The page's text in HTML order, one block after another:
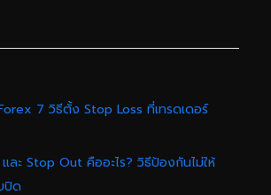
7 วิธีตั้ง Stop Loss ที่เทรดเดอร์
ละ Stop Out คืออะไร? วิธีป้องกันไม่ให้
ปิด